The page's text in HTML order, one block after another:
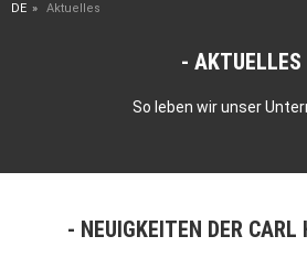
DE Aktuelles
AKTUELLES
So leben wir unser
NEUIGKEITEN DER